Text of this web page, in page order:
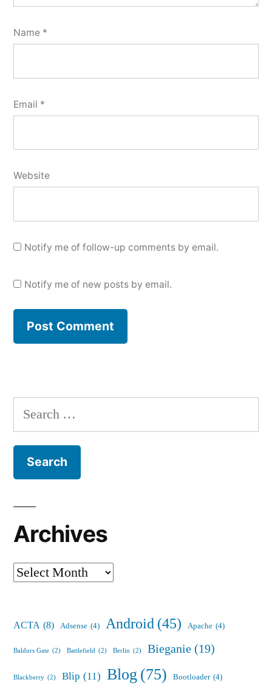
Name *
Email *
Website
Notify me of follow-up comments by email.
Notify me of new posts by email.
Search
for:
Archives
Archives
ACTA (8) Adsense (4) Android (45) Apache (4)
Baldurs Gate (2) Battlefield (2) Berlin (2) Bieganie (19)
Blackberry (2) Blip (11) Blog(75) Bootloader (4)